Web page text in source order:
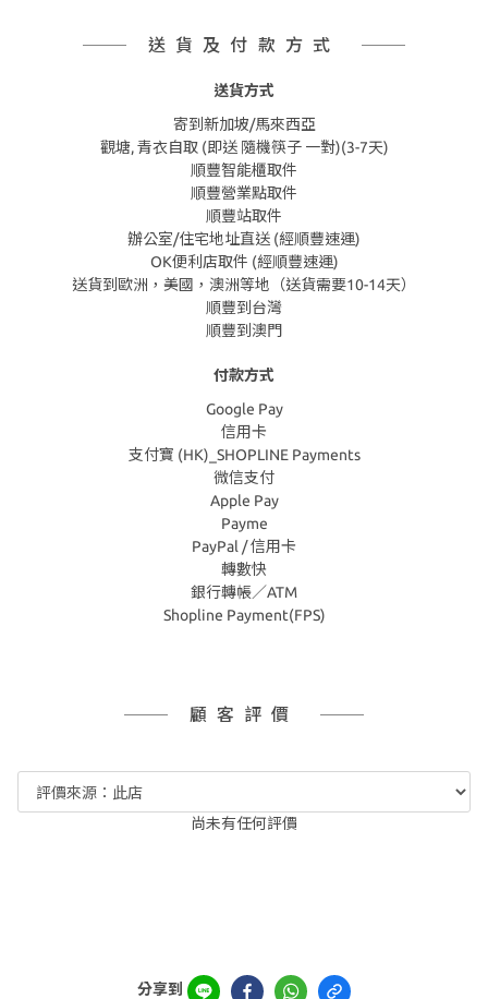
送貨及付款方式
送貨方式
寄到新加坡/馬來西亞
觀塘, 青衣自取 (即送 隨機筷子 一對)(3-7天)
順豐智能櫃取件
順豐營業點取件
順豐站取件
辦公室/住宅地址直送 (經順豐速運)
OK便利店取件 (經順豐速運)
送貨到歐洲，美國，澳洲等地（送貨需要10-14天）
順豐到台灣
順豐到澳門
付款方式
Google Pay
信用卡
支付寶 (HK)_SHOPLINE Payments
微信支付
Apple Pay
Payme
PayPal / 信用卡
轉數快
銀行轉帳／ATM
Shopline Payment(FPS)
顧客評價
尚未有任何評價
分享到